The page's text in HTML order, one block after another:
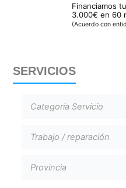
Financiamos
3.000€ en 60
(Acuerdo con
SERVICIOS